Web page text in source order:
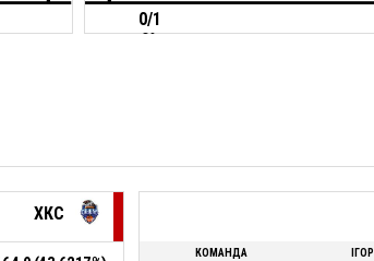
0/1
0%
ХКС
КОМАНДА ІГОР